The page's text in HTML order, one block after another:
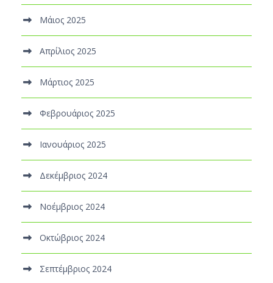
Μάιος 2025
Απρίλιος 2025
Μάρτιος 2025
Φεβρουάριος 2025
Ιανουάριος 2025
Δεκέμβριος 2024
Νοέμβριος 2024
Οκτώβριος 2024
Σεπτέμβριος 2024